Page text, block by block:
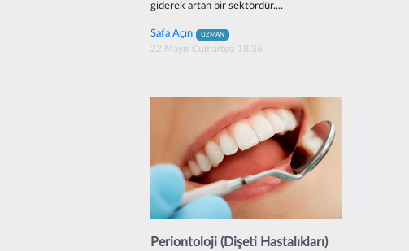
giderek artan bir sektördür....
Safa Açın UZMAN
22 Mayıs Cumartesi 18:36
Periontoloji (Dişeti Hastalıkları)